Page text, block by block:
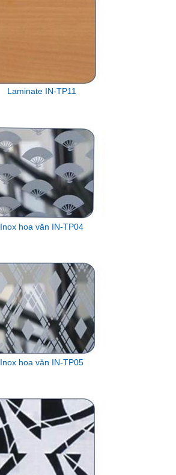
Laminate IN-TP11
Inox hoa văn IN-TP04
Inox hoa văn IN-TP05